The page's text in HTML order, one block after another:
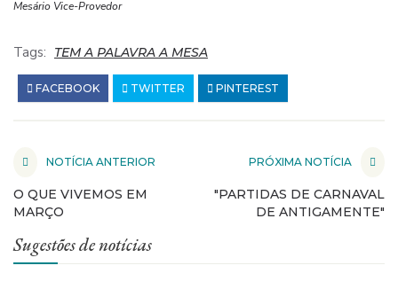
Mesário Vice-Provedor
Tags: TEM A PALAVRA A MESA
FACEBOOK TWITTER PINTEREST
NOTÍCIA ANTERIOR
O QUE VIVEMOS EM
MARÇO
PRÓXIMA NOTÍCIA
"PARTIDAS DE CARNAVAL
DE ANTIGAMENTE"
Sugestões de notícias